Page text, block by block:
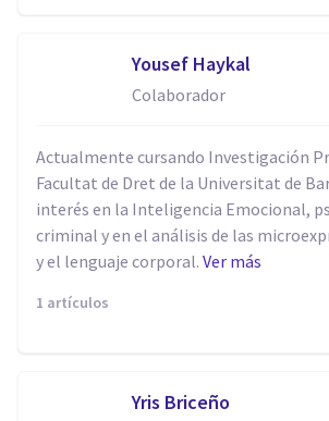
Yousef Haykal
Colaborador
Actualmente cursando Investigación
Facultat de Dret de la Universitat de
interés en la Inteligencia Emocional,
criminal y en el análisis de las
y el lenguaje corporal. Ver más
1 artículos
Yris Briceño